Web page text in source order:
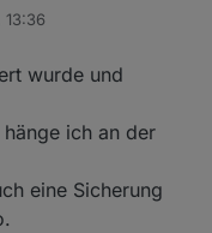
13:36
wurde und
ich an der
eine Sicherung